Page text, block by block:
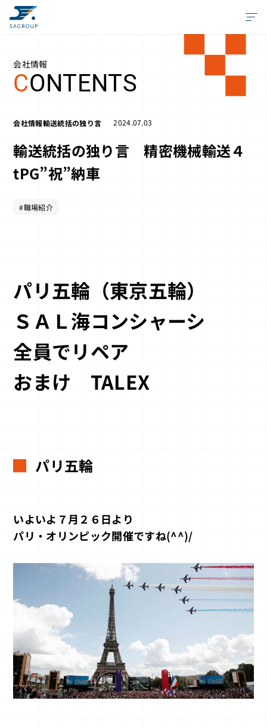
会社情報
CONTENTS
会社情報輸送統括の独り言 2024.07.03
輸送統括の独り言 精密機械輸送４
tPG”祝”納車
#職場紹介
パリ五輪（東京五輪）
ＳＡＬ海コンシャーシ
全員でリペア
おまけ TALEX
パリ五輪
いよいよ７月２６日より
パリ・オリンピック開催ですね(^^)/